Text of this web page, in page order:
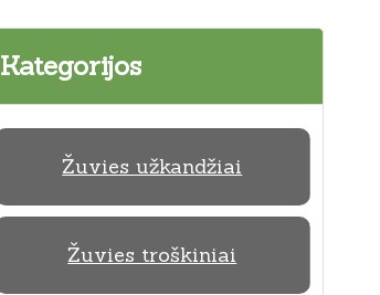
Kategorijos
Žuvies užkandžiai
Žuvies troškiniai